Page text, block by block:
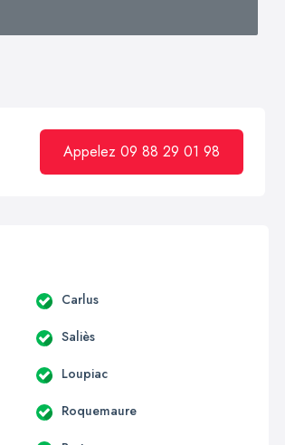
Appelez 09 88 29 01 98
Carlus
Saliès
Loupiac
Roquemaure